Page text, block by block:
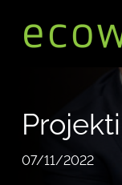
07/11/2022